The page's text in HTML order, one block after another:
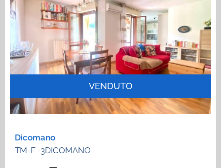
VENDUTO
Dicomano
TM-F -3DICOMANO